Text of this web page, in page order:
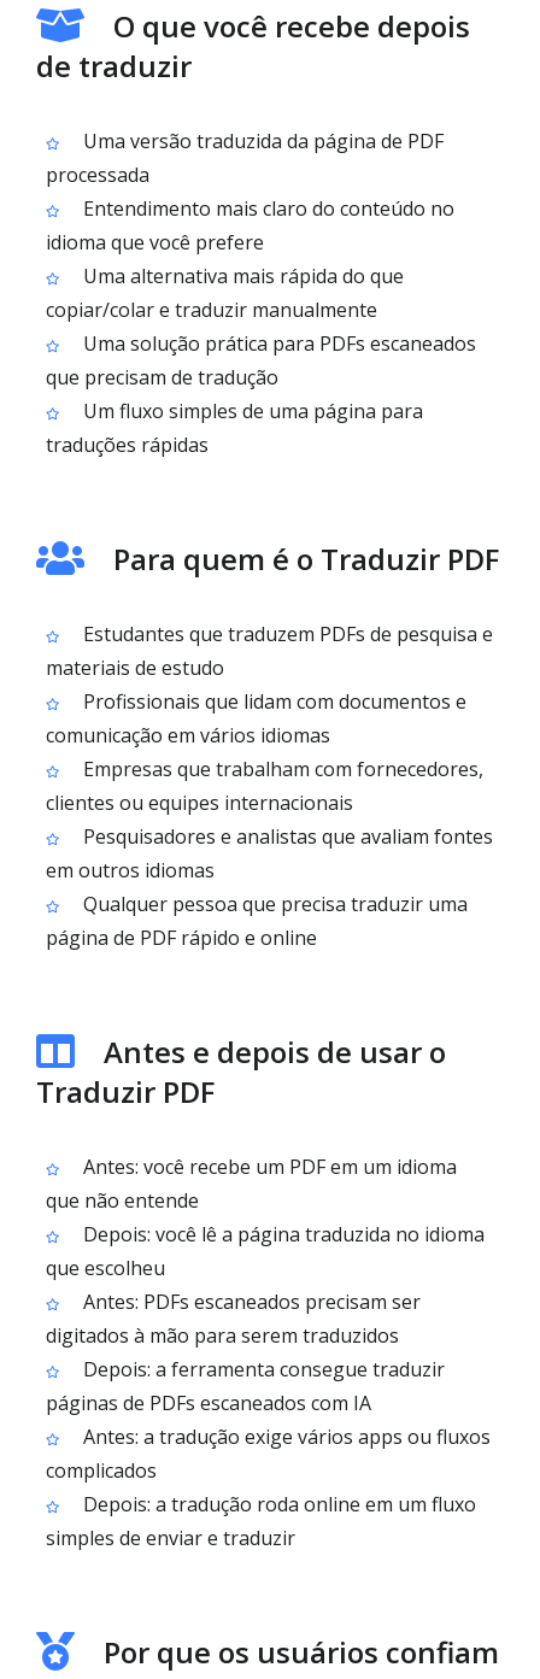
O que você recebe depois
de traduzir
Uma versão traduzida da página de PDF
processada
Entendimento mais claro do conteúdo no
idioma que você prefere
Uma alternativa mais rápida do que
copiar/colar e traduzir manualmente
Uma solução prática para PDFs escaneados
que precisam de tradução
Um fluxo simples de uma página para
traduções rápidas
Para quem é o Traduzir PDF
Estudantes que traduzem PDFs de pesquisa e
materiais de estudo
Profissionais que lidam com documentos e
comunicação em vários idiomas
Empresas que trabalham com fornecedores,
clientes ou equipes internacionais
Pesquisadores e analistas que avaliam fontes
em outros idiomas
Qualquer pessoa que precisa traduzir uma
página de PDF rápido e online
Antes e depois de usar o
Traduzir PDF
Antes: você recebe um PDF em um idioma
que não entende
Depois: você lê a página traduzida no idioma
que escolheu
Antes: PDFs escaneados precisam ser
digitados à mão para serem traduzidos
Depois: a ferramenta consegue traduzir
páginas de PDFs escaneados com IA
Antes: a tradução exige vários apps ou fluxos
complicados
Depois: a tradução roda online em um fluxo
simples de enviar e traduzir
Por que os usuários confiam